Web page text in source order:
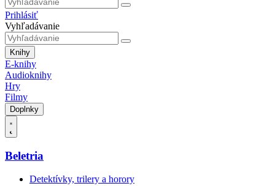
Prihlásiť
Vyhľadávanie
Knihy
E-knihy
Audioknihy
Hry
Filmy
Doplnky
Beletria
Detektívky, trilery a horory